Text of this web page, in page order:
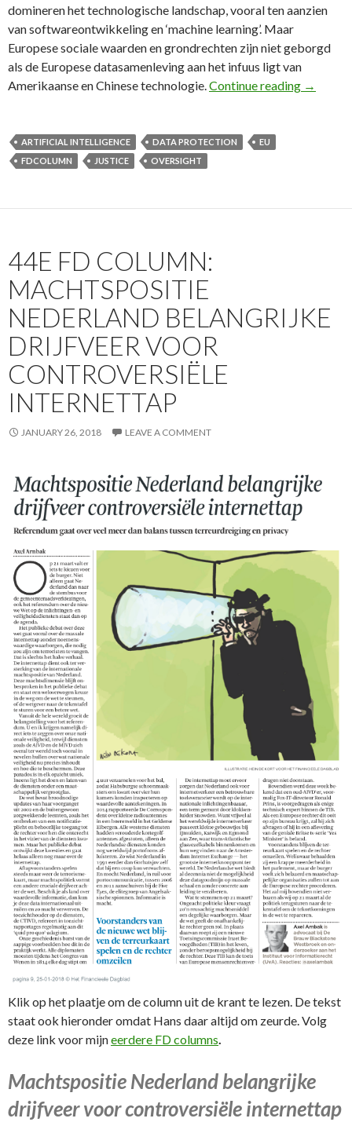
domineren het technologische landschap, vooral ten aanzien
van softwareontwikkeling en ‘machine learning’. Maar
Europese sociale waarden en grondrechten zijn niet geborgd
als de Europese datasamenleving aan het infuus ligt van
Amerikaanse en Chinese technologie.Continue reading 47e FD
→
ARTIFICIAL INTELLIGENCE DATA PROTECTION
EU
FDCOLUMN
JUSTICE OVERSIGHT
44E FD COLUMN:
MACHTSPOSITIE
NEDERLAND BELANGRIJKE
DRIJFVEER VOOR
CONTROVERSIËLE
INTERNETTAP
JANUARY 26, 2018 LEAVE A COMMENT
Klik op het plaatje om de column uit de krant te lezen. De tekst
staat ook hieronder omdat Hans daar altijd om zeurde. Volg
deze link voor mijneerdere FD columns.
Machtspositie Nederland belangrijke
drijfveer voor controversiële internettap